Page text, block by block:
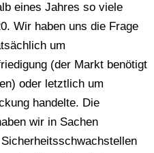
eines Jahres so viele
Wir haben uns die Frage
um
(der Markt benötigt
oder letztlich um
handelte. Die
wir in Sachen